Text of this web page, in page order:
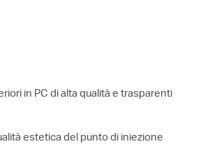
in PC di alta qualità e trasparenti
estetica del punto di iniezione